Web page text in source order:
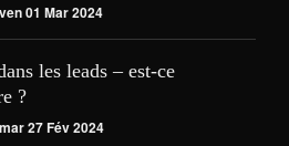
01 Mar 2024
les leads – est-ce
?
27 Fév 2024